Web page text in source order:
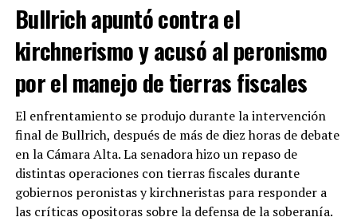
Bullrich apuntó contra el
kirchnerismo y acusó al peronismo
por el manejo de tierras fiscales
El enfrentamiento se produjo durante la intervención
final de Bullrich, después de más de diez horas de debate
en la Cámara Alta. La senadora hizo un repaso de
distintas operaciones con tierras fiscales durante
gobiernos peronistas y kirchneristas para responder a
las críticas opositoras sobre la defensa de la soberanía.